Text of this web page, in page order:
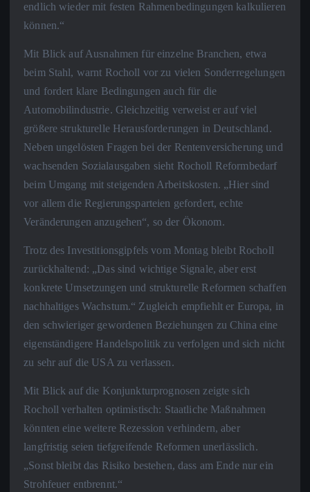
endlich wieder mit festen Rahmenbedingungen kalkulieren
können.“
Mit Blick auf Ausnahmen für einzelne Branchen, etwa
beim Stahl, warnt Rocholl vor zu vielen Sonderregelungen
und fordert klare Bedingungen auch für die
Automobilindustrie. Gleichzeitig verweist er auf viel
größere strukturelle Herausforderungen in Deutschland.
Neben ungelösten Fragen bei der Rentenversicherung und
wachsenden Sozialausgaben sieht Rocholl Reformbedarf
beim Umgang mit steigenden Arbeitskosten. „Hier sind
vor allem die Regierungsparteien gefordert, echte
Veränderungen anzugehen“, so der Ökonom.
Trotz des Investitionsgipfels vom Montag bleibt Rocholl
zurückhaltend: „Das sind wichtige Signale, aber erst
konkrete Umsetzungen und strukturelle Reformen schaffen
nachhaltiges Wachstum.“ Zugleich empfiehlt er Europa, in
den schwieriger gewordenen Beziehungen zu China eine
eigenständigere Handelspolitik zu verfolgen und sich nicht
zu sehr auf die USA zu verlassen.
Mit Blick auf die Konjunkturprognosen zeigte sich
Rocholl verhalten optimistisch: Staatliche Maßnahmen
könnten eine weitere Rezession verhindern, aber
langfristig seien tiefgreifende Reformen unerlässlich.
„Sonst bleibt das Risiko bestehen, dass am Ende nur ein
Strohfeuer entbrennt.“